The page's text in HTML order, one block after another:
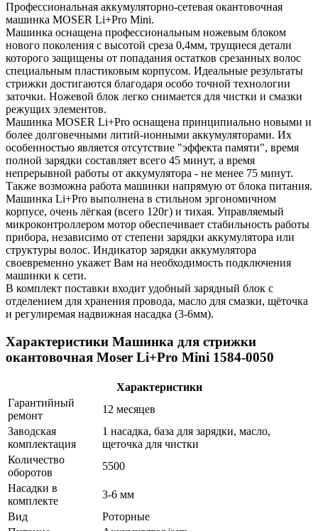
Профессиональная аккумуляторно-сетевая окантовочная
машинка MOSER Li+Pro Mini.
Машинка оснащена профессиональным ножевым блоком
нового поколения с высотой среза 0,4мм, трущиеся детали
которого защищены от попадания остатков срезанных волос
специальным пластиковым корпусом. Идеальные результаты
стрижки достигаются благодаря особо точной технологии
заточки. Ножевой блок легко снимается для чистки и смазки
режущих элементов.
Машинка MOSER Li+Pro оснащена принципиально новыми и
более долговечными литий-ионными аккумуляторами. Их
особенностью является отсутствие "эффекта памяти", время
полной зарядки составляет всего 45 минут, а время
непрерывной работы от аккумулятора - не менее 75 минут.
Также возможна работа машинки напрямую от блока питания.
Машинка Li+Pro выполнена в стильном эргономичном
корпусе, очень лёгкая (всего 120г) и тихая. Управляемый
микроконтроллером мотор обеспечивает стабильность работы
прибора, независимо от степени зарядки аккумулятора или
структуры волос. Индикатор зарядки аккумулятора
своевременно укажет Вам на необходимость подключения
машинки к сети.
В комплект поставки входит удобный зарядный блок с
отделением для хранения провода, масло для смазки, щёточка
и регулиремая надвижная насадка (3-6мм).
Характеристики Машинка для стрижки
окантовочная Moser Li+Pro Mini 1584-0050
Характеристики
Гарантийный
ремонт
12 месяцев
Заводская
комплектация
1 насадка, база для зарядки, масло,
щеточка для чистки
Количество
оборотов
5500
Насадки в
комплекте
3-6 мм
Вид
Роторные